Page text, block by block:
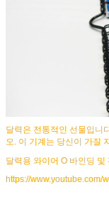
달력은 전통적인 선물입니
오. 이 기계는 당신이 가질
달력용 와이어 O 바인딩 및
https://www.youtube.com/